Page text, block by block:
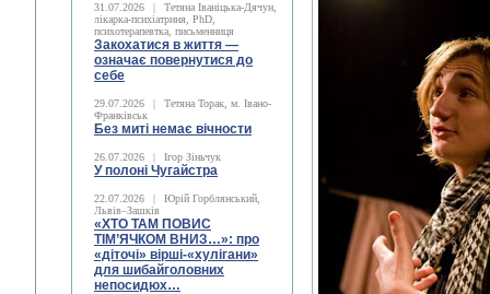
31.07.2026 |
Тетяна Іваніцька-Дячун,
лікарка-психіатриня, PhD,
психотерапевтка, письменниця
Закохатися в життя —
означає повернутися до
себе
29.07.2026 |
Тетяна Торак, м. Івано-
Франківськ
Без миті немає вічности
26.07.2026 | Ігор Зіньчук
У полоні Чугайстра
22.07.2026 |
Юрій Горблянський,
Львів–Зашків
«ХТО ТАМ ПОВИС
ТІМ’ЯЧКОМ ВНИЗ…»: про
«діточі» вірші-«хулігани»
для шибайголовних
непосидюх…